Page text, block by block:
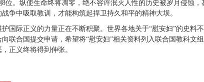
位。纵使生命终将凋零，绝不容许泯灭人性的历史被岁月侵蚀
争中吸取教训，才能构筑起捍卫持久和平的精神大坝。
国际正义的力量正在不断积聚。世界各地关于“慰安妇”的史
联合国提交申请，希望将“慰安妇”相关资料列入联合国教科
正义终将得到伸张。